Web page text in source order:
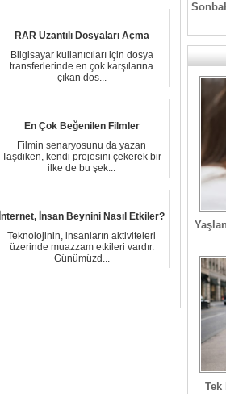
RAR Uzantılı Dosyaları Açma
Bilgisayar kullanıcıları için dosya
transferlerinde en çok karşılarına
çıkan dos...
En Çok Beğenilen Filmler
Filmin senaryosunu da yazan
Taşdiken, kendi projesini çekerek bir
ilke de bu şek...
İnternet, İnsan Beynini Nasıl Etkiler?
Teknolojinin, insanların aktiviteleri
üzerinde muazzam etkileri vardır.
Günümüzd...
Tek